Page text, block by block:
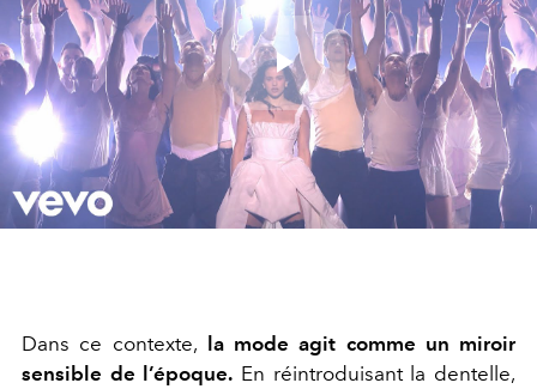
Play
Video
Dans ce contexte, la mode agit comme un miroir
sensible de l’époque. En réintroduisant la dentelle,